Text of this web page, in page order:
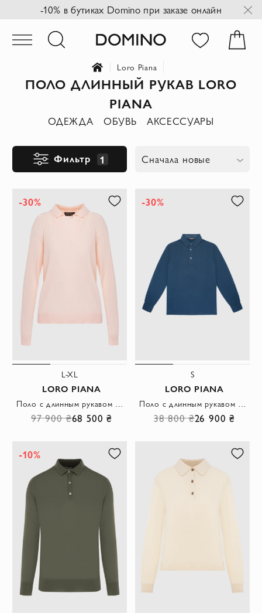
-10% в бутиках Domino при заказе онлайн
Loro Piana
ПОЛО ДЛИННЫЙ РУКАВ LORO
PIANA
ОДЕЖДА ОБУВЬ АКСЕССУАРЫ
Фильтр 1 Сначала новые
-30%
L-XL
LORO PIANA
Поло с длинным рукавом из кашемира женское розовое
97 900 ₴68 500 ₴
-30%
S
LORO PIANA
Поло с длинным рукавом из хлопка синее мужское с длинным рукавом
38 800 ₴26 900 ₴
-10%